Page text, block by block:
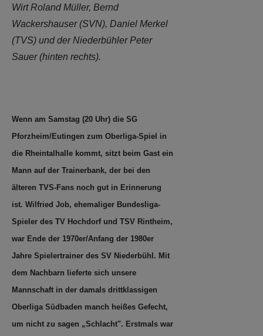
Sauer (hinten rechts).
Mann auf der Trainerbank, der bei den
älteren TVS-Fans noch gut in Erinnerung
ist. Wilfried Job, ehemaliger Bundesliga-
Spieler des TV Hochdorf und TSV Rintheim,
war Ende der 1970er/Anfang der 1980er
Jahre Spielertrainer des SV Niederbühl. Mit
dem Nachbarn lieferte sich unsere
Mannschaft in der damals drittklassigen
Oberliga Südbaden manch heißes Gefecht,
um nicht zu sagen „Schlacht". Erstmals war
dies in der Saison 1977/78 der Fall, als der
TVS aus der Verbandsliga (gibt's heute
nicht mehr) aufgestiegen war und im